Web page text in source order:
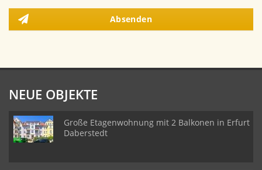
Absenden
NEUE OBJEKTE
Große Etagenwohnung mit 2 Balkonen in Erfurt
Daberstedt